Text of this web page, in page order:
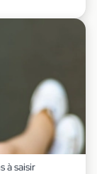
à saisir